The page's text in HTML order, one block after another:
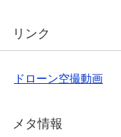
リンク
ドローン空撮動画
メタ情報